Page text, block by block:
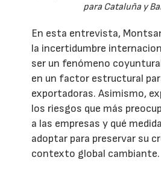
para Cataluña y
En esta entrevista,
la incertidumbre
ser un fenómeno
en un factor estructural
exportadoras. Asimismo,
los riesgos que más
a las empresas y qué
adoptar para preservar su
contexto global cambiante.